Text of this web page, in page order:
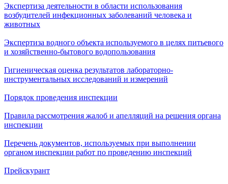
Экспертиза деятельности в области использования
возбудителей инфекционных заболеваний человека и
животных
Экспертиза водного объекта используемого в целях питьевого
и хозяйственно-бытового водопользования
Гигиеническая оценка результатов лабораторно-
инструментальных исследований и измерений
Порядок проведения инспекции
Правила рассмотрения жалоб и апелляций на решения органа
инспекции
Перечень документов, используемых при выполнении
органом инспекции работ по проведению инспекций
Прейскурант